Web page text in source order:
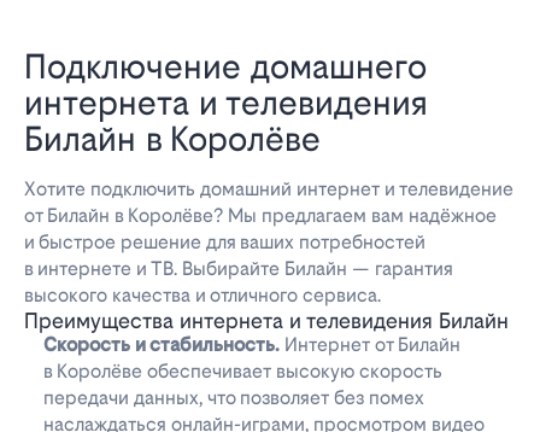
Подключение домашнего
интернета и телевидения
Билайн в Королёве
Хотите подключить домашний интернет и телевидение
от Билайн в Королёве? Мы предлагаем вам надёжное
и быстрое решение для ваших потребностей
в интернете и ТВ. Выбирайте Билайн — гарантия
высокого качества и отличного сервиса.
Преимущества интернета и телевидения Билайн
Скорость и стабильноcть. Интернет от Билайн
в Королёве обеспечивает высокую скорость
передачи данных, что позволяет без помех
наслаждаться онлайн-играми, просмотром видео